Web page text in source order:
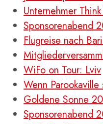
Unternehmer
Sponsorenabend
Flugreise nach
WiFo on Tour: Lviv
Wenn Parookaville
Goldene Sonne
Sponsorenabend